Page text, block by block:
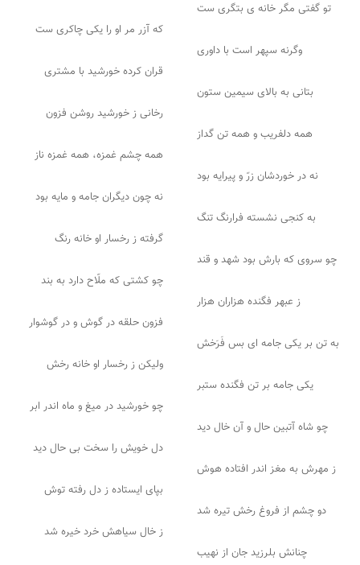
تو گفتی مگر خانه ی بتگری ست
که آزر مر او را یکی چاکری ست
وگرنه سپهر است با داوری
قران کرده خورشید با مشتری
بتانی به بالای سیمین ستون
رخانی ز خورشید روشن فزون
همه دلفریب و همه تن گداز
همه چشم غمزه، همه غمزه ناز
نه در خوردشان زرّ و پیرایه بود
نه چون دیگران جامه و مایه بود
به کنجی نشسته فرارنگ تنگ
گرفته ز رخسار او خانه رنگ
چو سروی که بارش بود شهد و قند
چو کشتی که ملّاح دارد به بند
ز عبهر فگنده هزاران هزار
فزون حلقه در گوش و در گوشوار
به تن بر یکی جامه ای بس فَرَخش
ولیکن ز رخسار او خانه رخش
یکی جامه بر تن فگنده ستبر
چو خورشید در میغ و ماه اندر ابر
چو شاه آتبین حال و آن خال دید
دل خویش را سخت بی حال دید
ز مهرش به مغز اندر افتاده هوش
بپای ایستاده ز دل رفته توش
دو چشم از فروغ رخش تیره شد
ز خال سیاهش خرد خیره شد
چنانش بلرزید جان از نهیب